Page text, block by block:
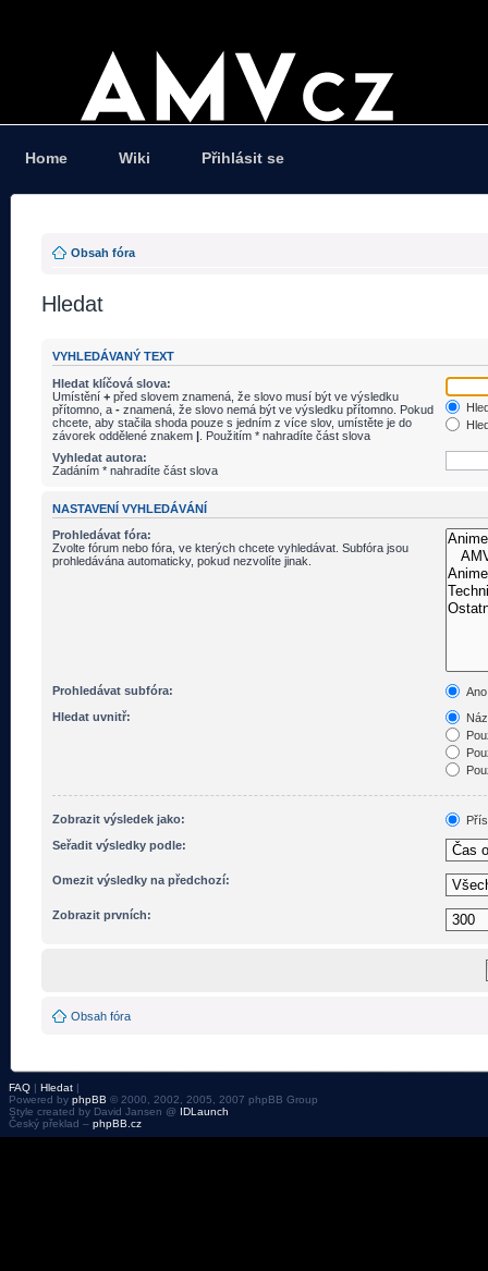
Home Wiki Přihlásit se
Obsah fóra
Hledat
VYHLEDÁVANÝ TEXT
Hledat klíčová slova:
Umístění + před slovem znamená, že slovo musí být ve výsledku
přítomno, a - znamená, že slovo nemá být ve výsledku přítomno. Pokud
chcete, aby stačila shoda pouze s jedním z více slov, umístěte je do
závorek oddělené znakem | . Použitím * nahradíte část slova
Vyhledat autora:
Zadáním * nahradíte část slova
NASTAVENÍ VYHLEDÁVÁNÍ
Prohledávat fóra:
Zvolte fórum nebo fóra, ve kterých chcete vyhledávat. Subfóra jsou
prohledávána automaticky, pokud nezvolíte jinak.
Prohledávat subfóra:
Ano
Hledat uvnitř:
Zobrazit výsledek jako:
Seřadit výsledky podle:
Omezit výsledky na předchozí:
Zobrazit prvních:
Obsah fóra
FAQ | Hledat |
Powered by phpBB © 2000, 2002, 2005, 2007 phpBB Group
Style created by David Jansen @ IDLaunch
Český překlad – phpBB.cz